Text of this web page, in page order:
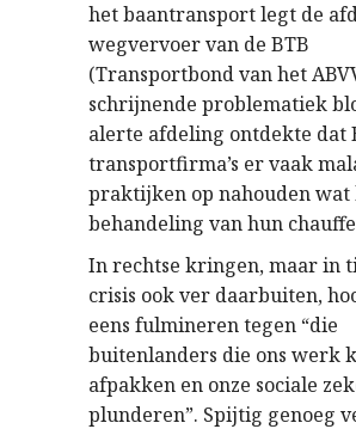
het baantransport legt de
wegvervoer van de BTB
(Transportbond van het
schrijnende problematiek
alerte afdeling ontdekte dat
transportfirma’s er vaak
praktijken op nahouden wat
behandeling van hun
In rechtse kringen, maar in
crisis ook ver daarbuiten,
eens fulmineren tegen “die
buitenlanders die ons werk
afpakken en onze sociale
plunderen”. Spijtig genoeg